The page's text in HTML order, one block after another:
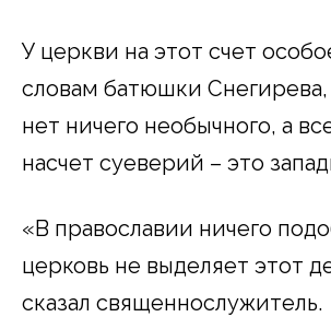
У церкви на этот счет
словам батюшки
нет ничего необычного, а
насчет суеверий – это
«В православии ничего
церковь не выделяет этот
сказал священнослужитель.